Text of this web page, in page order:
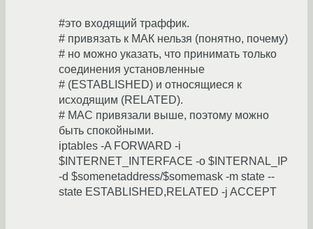
#это входящий траффик.
# привязать к МАК нельзя (понятно, почему)
# но можно указать, что принимать только
соединения установленные
# (ESTABLISHED) и относящиеся к
исходящим (RELATED).
# MAC привязали выше, поэтому можно
быть спокойными.
iptables -A FORWARD -i
$INTERNET_INTERFACE -o $INTERNAL_IP
-d $somenetaddress/$somemask -m state --
state ESTABLISHED,RELATED -j ACCEPT